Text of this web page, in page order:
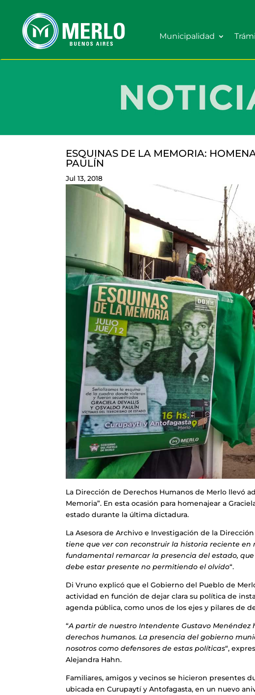
Municipalidad
ESQUINAS DE LA MEMORIA:
PAULÍN
Jul 13, 2018
La Dirección de Derechos Humanos de Merlo llevó
Memoria”. En esta ocasión para homenajear a
estado durante la última dictadura.
La Asesora de Archivo e Investigación de la
tiene que ver con reconstruir la historia reciente
fundamental remarcar la presencia del estado,
debe estar presente no permitiendo el olvido“.
Di Vruno explicó que el Gobierno del Pueblo de
actividad en función de dejar clara su política de
agenda pública, como unos de los ejes y pilares de
“A partir de nuestro Intendente Gustavo
derechos humanos. La presencia del gobierno
nosotros como defensores de estas políticas“,
Alejandra Hahn.
Familiares, amigos y vecinos se hicieron presentes
ubicada en Curupaytí y Antofagasta, en un nuevo